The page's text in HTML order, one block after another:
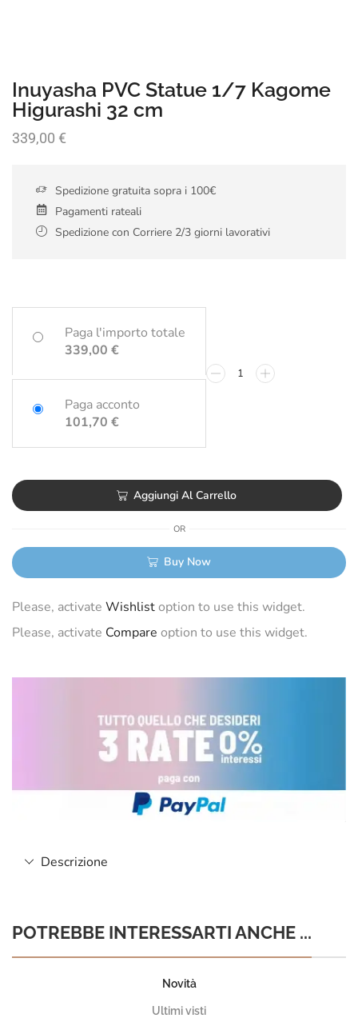
Inuyasha PVC Statue 1/7 Kagome
Higurashi 32 cm
339,00 €
Spedizione gratuita sopra i 100€
Pagamenti rateali
Spedizione con Corriere 2/3 giorni lavorativi
Paga l'importo totale
339,00 €
Paga acconto
101,70 €
Aggiungi Al Carrello
OR
Buy Now
Please, activate Wishlistoption to use this widget.
Please, activate Compare option to use this widget.
Descrizione
POTREBBE INTERESSARTI ANCHE ...
Novità
Ultimi visti